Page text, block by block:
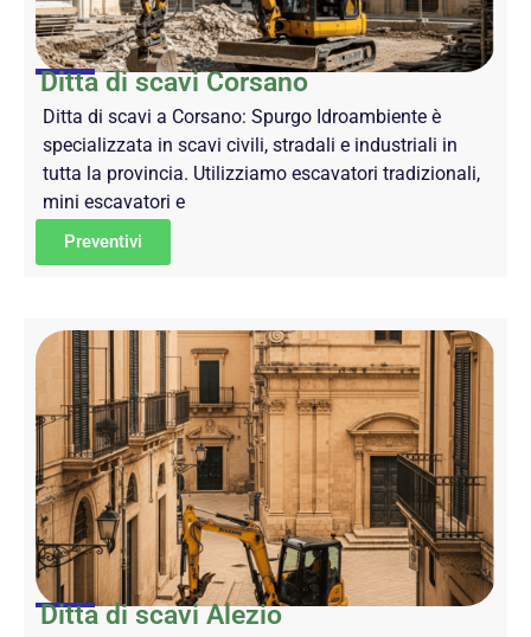
Ditta di scavi Corsano
Ditta di scavi a Corsano: Spurgo Idroambiente è
specializzata in scavi civili, stradali e industriali in
tutta la provincia. Utilizziamo escavatori tradizionali,
mini escavatori e
Preventivi
Ditta di scavi Alezio